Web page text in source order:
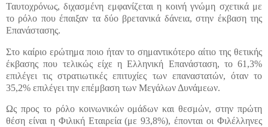
Ταυτοχρόνως, διχασμένη εμφανίζεται η κοινή γνώμη σχετικά με
το ρόλο που έπαιξαν τα δύο βρετανικά δάνεια, στην έκβαση της
Επανάστασης.
Στο καίριο ερώτημα ποιο ήταν το σημαντικότερο αίτιο της θετικής
έκβασης που τελικώς είχε η Ελληνική Επανάσταση, το 61,3%
επιλέγει τις στρατιωτικές επιτυχίες των επαναστατών, όταν το
35,2% επιλέγει την επέμβαση των Μεγάλων Δυνάμεων.
Ως προς το ρόλο κοινωνικών ομάδων και θεσμών, στην πρώτη
θέση είναι η Φιλική Εταιρεία (με 93,8%), έπονται οι Φιλέλληνες